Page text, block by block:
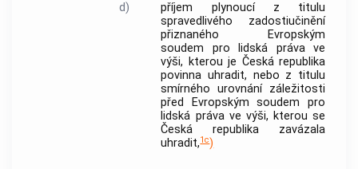
d)
příjem plynoucí z titulu
spravedlivého zadostiučinění
přiznaného Evropským
soudem pro lidská práva ve
výši, kterou je Česká republika
povinna uhradit, nebo z titulu
smírného urovnání záležitosti
před Evropským soudem pro
lidská práva ve výši, kterou se
Česká republika zavázala
uhradit,1c)